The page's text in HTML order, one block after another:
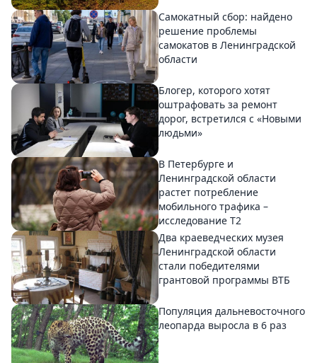
Самокатный сбор: найдено
решение проблемы
самокатов в Ленинградской
области
Блогер, которого хотят
оштрафовать за ремонт
дорог, встретился с «Новыми
людьми»
В Петербурге и
Ленинградской области
растет потребление
мобильного трафика –
исследование T2
Два краеведческих музея
Ленинградской области
стали победителями
грантовой программы ВТБ
Популяция дальневосточного
леопарда выросла в 6 раз